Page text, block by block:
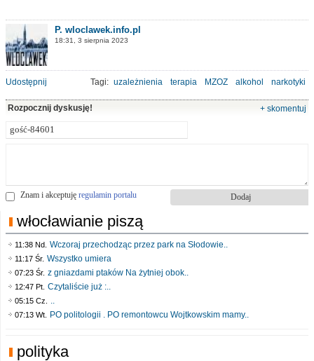
P. wloclawek.info.pl
18:31, 3 sierpnia 2023
Udostępnij Tagi: uzależnienia terapia MZOZ alkohol narkotyki
Rozpocznij dyskusję! + skomentuj
Znam i akceptuję regulamin portalu
włocławianie piszą
11:38 Nd. Wczoraj przechodząc przez park na Słodowie..
11:17 Śr. Wszystko umiera
07:23 Śr. z gniazdami ptaków Na żytniej obok..
12:47 Pt. Czytaliście już :..
05:15 Cz. ..
07:13 Wt. PO politologii . PO remontowcu Wojtkowskim mamy..
polityka